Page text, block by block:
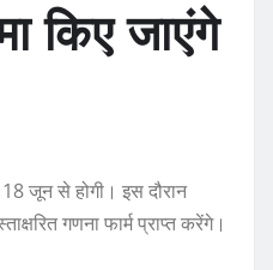
किए जाएंगे
जून से होगी। इस दौरान
गणना फार्म प्राप्त करेंगे।